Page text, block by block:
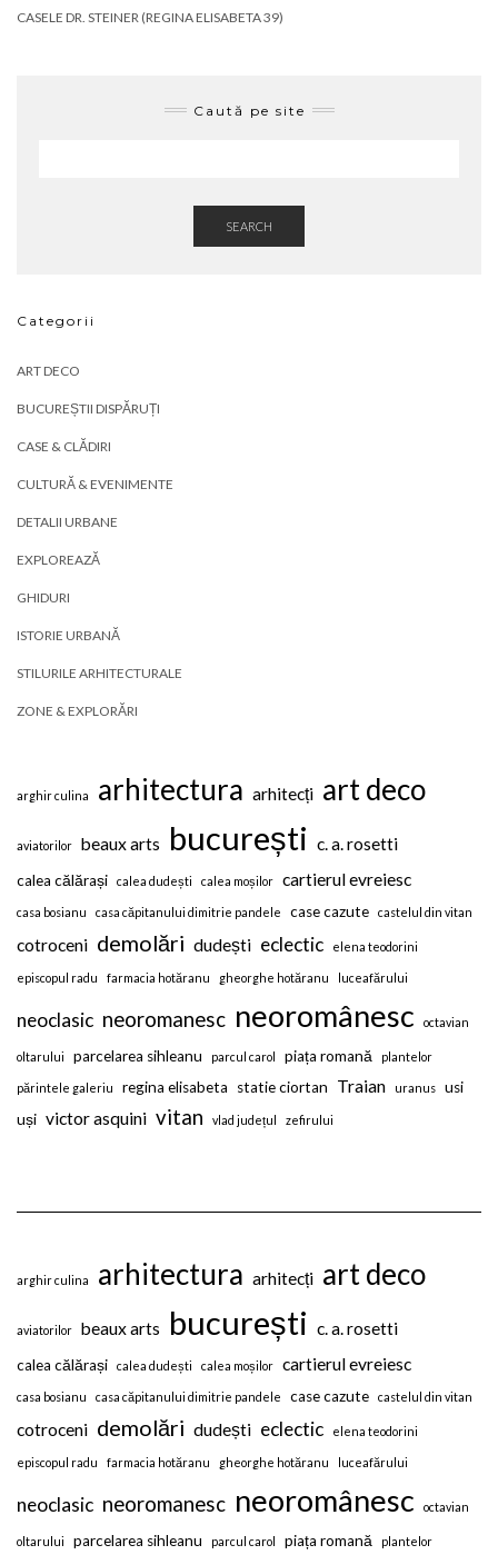
CASELE DR. STEINER (REGINA ELISABETA 39)
Caută pe site
SEARCH
Categorii
ART DECO
BUCUREȘTII DISPĂRUȚI
CASE & CLĂDIRI
CULTURĂ & EVENIMENTE
DETALII URBANE
EXPLOREAZĂ
GHIDURI
ISTORIE URBANĂ
STILURILE ARHITECTURALE
ZONE & EXPLORĂRI
arghir culina arhitectura arhitecți art deco
aviatorilor beaux arts bucurești c. a. rosetti
calea călărași calea dudești calea moșilor cartierul evreiesc
casa bosianu casa căpitanului dimitrie pandele case cazute castelul din vitan
cotroceni demolări dudești eclectic elena teodorini
episcopul radu farmacia hotăranu gheorghe hotăranu luceafărului
neoclasic neoromanesc neoromânesc octavian
oltarului parcelarea sihleanu parcul carol piața romană plantelor
părintele galeriu regina elisabeta statie ciortan Traian uranus
usi
uși victor asquini vitan vlad județul zefirului
arghir culina arhitectura arhitecți art deco
aviatorilor beaux arts bucurești c. a. rosetti
calea călărași calea dudești calea moșilor cartierul evreiesc
casa bosianu casa căpitanului dimitrie pandele case cazute castelul din vitan
cotroceni demolări dudești eclectic elena teodorini
episcopul radu farmacia hotăranu gheorghe hotăranu luceafărului
neoclasic neoromanesc neoromânesc octavian
oltarului parcelarea sihleanu parcul carol piața romană plantelor